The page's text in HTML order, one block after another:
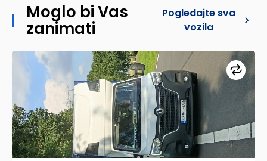
Moglo bi Vas
zanimati
Pogledajte sva
vozila